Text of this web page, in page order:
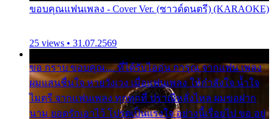
ขอบคุณแฟนเพลง - Cover Ver. (ซาวด์ดนตรี) (KARAOKE)
25 views • 31.07.2569
ขอ กราบ ขอบคุณ.... ที่ได้รับไออุ่น การุณ จากแฟน เพลง
ผมแสนชื่นใจ หายวังเวง เมื่อแฟนเพลง ให้กำลังใจ น้ำใจ
ไมตรี จากแฟนเพลง ทุกทุกที่ ปราณีหลั่งไหล ผมขอฝาก
นาม ยอดรักเอาไว้ โปรดเป็นแรงใจ อย่างนี้เรื่อยไป ขอ อยู่